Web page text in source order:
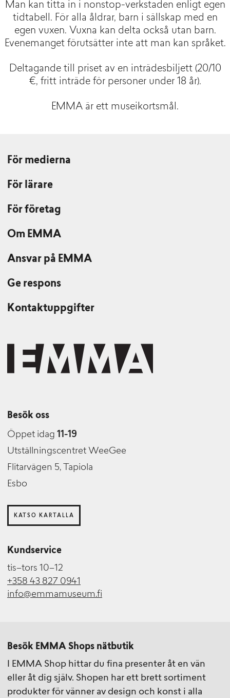
Man kan titta in i nonstop-verkstaden enligt egen
tidtabell. För alla åldrar, barn i sällskap med en
egen vuxen. Vuxna kan delta också utan barn.
Evenemanget förutsätter inte att man kan språket.
Deltagande till priset av en inträdesbiljett (20/10
€, fritt inträde för personer under 18 år).
EMMA är ett museikortsmål.
För medierna
För lärare
För företag
Om EMMA
Ansvar på EMMA
Ge respons
Kontaktuppgifter
Besök oss
Öppet idag 11-19
Utställningscentret WeeGee
Flitarvägen 5, Tapiola
Esbo
KATSO KARTALLA
Kundservice
tis–tors 10–12
+358 43 827 0941
info@emmamuseum.fi
Besök EMMA Shops nätbutik
I EMMA Shop hittar du fina presenter åt en vän
eller åt dig själv. Shopen har ett brett sortiment
produkter för vänner av design och konst i alla